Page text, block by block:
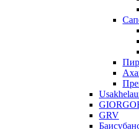
GRV